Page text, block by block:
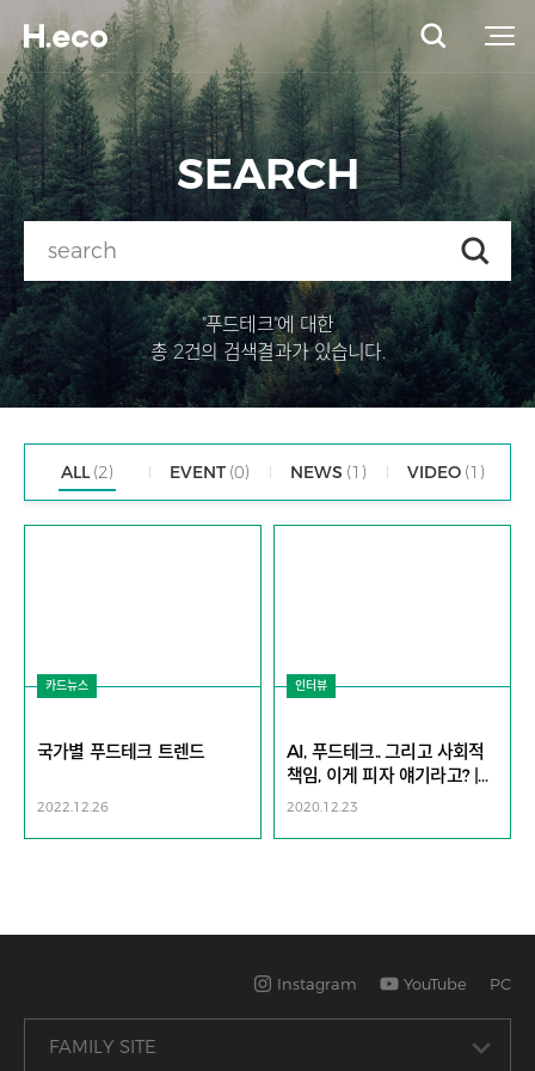
SEARCH
"푸드테크"에 대한
총 2건의 검색결과가 있습니다.
ALL (2) EVENT (0) NEWS (1) VIDEO (1)
카드뉴스
국가별 푸드테크 트렌드
2022.12.26
인터뷰
AI, 푸드테크.. 그리고 사회적
책임, 이게 피자 얘기라고? |
고피자 임재원 대표
2020.12.23
Instagram YouTube PC